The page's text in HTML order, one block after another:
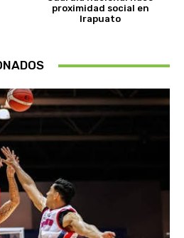
proximidad social en
Irapuato